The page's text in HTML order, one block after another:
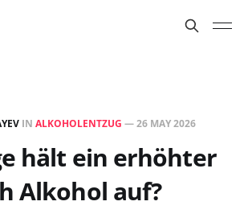
IN ALKOHOLENTZUG —26 MAY 2026
hält ein erhöhter
Alkohol auf?